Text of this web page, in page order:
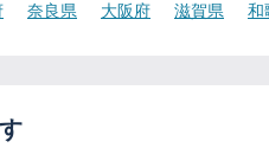
奈良県 大阪府 滋賀県 和